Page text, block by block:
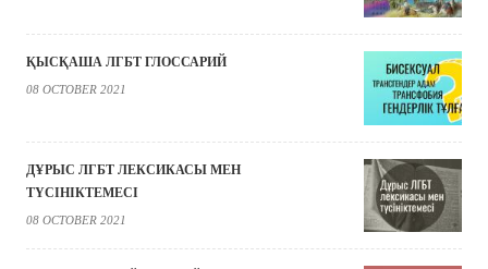
ҚЫСҚАША ЛГБТ ГЛОССАРИЙ
08 OCTOBER 2021
ДҰРЫС ЛГБТ ЛЕКСИКАСЫ МЕН
ТҮСІНІКТЕМЕСІ
08 OCTOBER 2021